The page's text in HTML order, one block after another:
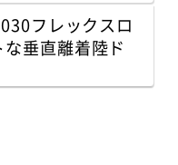
フレックスロ
垂直離着陸ド